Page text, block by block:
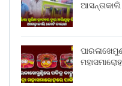
ଆସନ୍ତାକାଲି